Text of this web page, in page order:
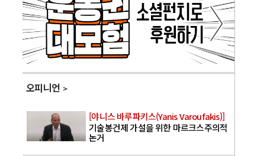
오피니언
[야니스 바루파키스(Yanis Varoufakis)]
기술봉건제 가설을 위한 마르크스주의적
논거